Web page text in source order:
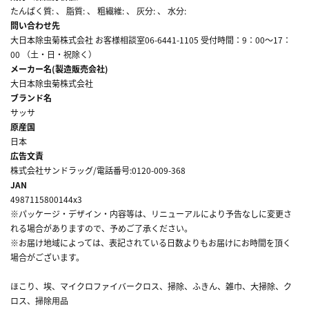
たんぱく質: 、 脂質: 、 粗繊維: 、 灰分: 、 水分:
問い合わせ先
大日本除虫菊株式会社 お客様相談室06-6441-1105 受付時間：9：00～17：
00 （土・日・祝除く）
メーカー名(製造販売会社)
大日本除虫菊株式会社
ブランド名
サッサ
原産国
日本
広告文責
株式会社サンドラッグ/電話番号:0120-009-368
JAN
4987115800144x3
※パッケージ・デザイン・内容等は、リニューアルにより予告なしに変更さ
れる場合がありますので、予めご了承ください。
※お届け地域によっては、表記されている日数よりもお届けにお時間を頂く
場合がございます。
ほこり、埃、マイクロファイバークロス、掃除、ふきん、雑巾、大掃除、ク
ロス、掃除用品